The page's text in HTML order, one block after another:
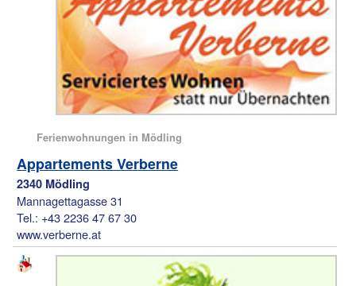
Ferienwohnungen in Mödling
Appartements Verberne
2340 Mödling
Mannagettagasse 31
Tel.: +43 2236 47 67 30
www.verberne.at